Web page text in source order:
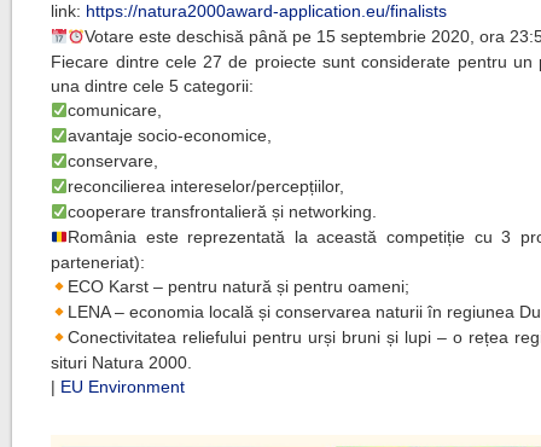
link: https://natura2000award-application.eu/finalists
Votare este deschisă până pe 15 septembrie 2020, ora
Fiecare dintre cele 27 de proiecte sunt considerate pentru un
una dintre cele 5 categorii:
comunicare,
avantaje socio-economice,
conservare,
reconcilierea intereselor/percepțiilor,
cooperare transfrontalieră și networking.
România este reprezentată la această competiție cu 3
parteneriat):
ECO Karst – pentru natură și pentru oameni;
LENA – economia locală și conservarea naturii în regiunea
Conectivitatea reliefului pentru urși bruni și lupi – o rețea
situri Natura 2000.
| EU Environment